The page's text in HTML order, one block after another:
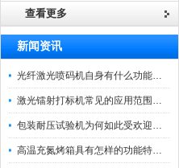
查看更多
新闻资讯
光纤激光喷码机自身有什么功能？不妨看看下文
激光镭射打标机常见的应用范围如下
包装耐压试验机为何如此受欢迎呢？
高温充氮烤箱具有怎样的功能特点呢？